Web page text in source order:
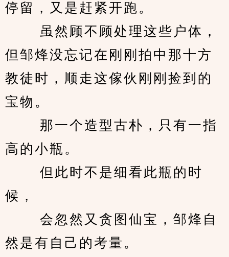
停留，又是赶紧开跑。
虽然顾不顾处理这些户体，
但邹烽没忘记在刚刚拍中那十方
教徒时，顺走这傢伙刚刚捡到的
宝物。
那一个造型古朴，只有一指
高的小瓶。
但此时不是细看此瓶的时
候，
会忽然又贪图仙宝，邹烽自
然是有自己的考量。